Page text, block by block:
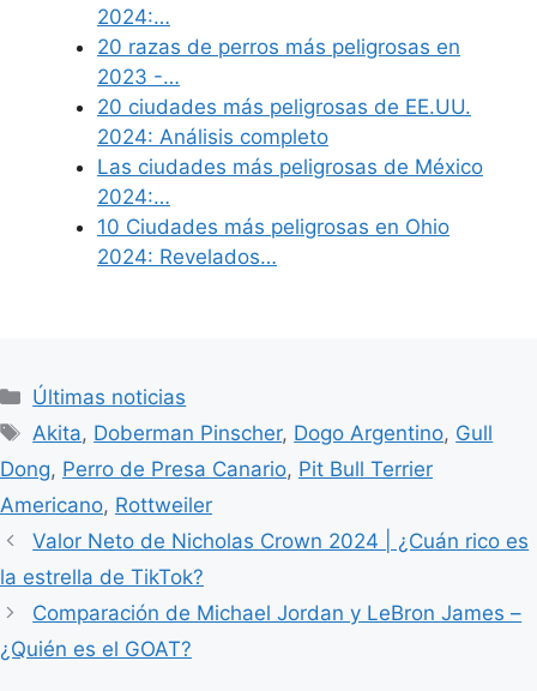
2024:…
20 razas de perros más peligrosas en
2023 -…
20 ciudades más peligrosas de EE.UU.
2024: Análisis completo
Las ciudades más peligrosas de México
2024:…
10 Ciudades más peligrosas en Ohio
2024: Revelados…
Categories
Últimas noticias
Tags
Akita, Doberman Pinscher, Dogo Argentino, Gull
Dong, Perro de Presa Canario, Pit Bull Terrier
Americano, Rottweiler
Valor Neto de Nicholas Crown 2024 | ¿Cuán rico es
la estrella de TikTok?
Comparación de Michael Jordan y LeBron James –
¿Quién es el GOAT?